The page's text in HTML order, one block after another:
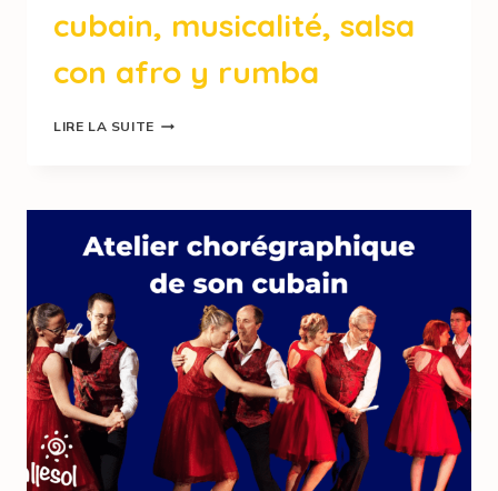
cubain, musicalité, salsa
con afro y rumba
LIRE LA SUITE